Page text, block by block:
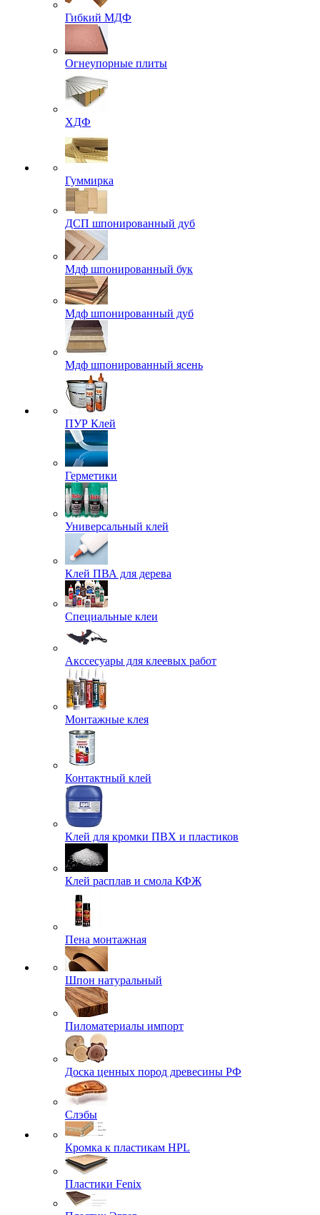
Гибкий МДФ
Огнеупорные плиты
ХДФ
Гуммирка
ДСП шпонированный дуб
Мдф шпонированный бук
Мдф шпонированный дуб
Мдф шпонированный ясень
ПУР Клей
Герметики
Универсальный клей
Клей ПВА для дерева
Специальные клеи
Акссесуары для клеевых работ
Монтажные клея
Контактный клей
Клей для кромки ПВХ и пластиков
Клей расплав и смола КФЖ
Пена монтажная
Шпон натуральный
Пиломатериалы импорт
Доска ценных пород древесины РФ
Слэбы
Кромка к пластикам HPL
Пластики Fenix